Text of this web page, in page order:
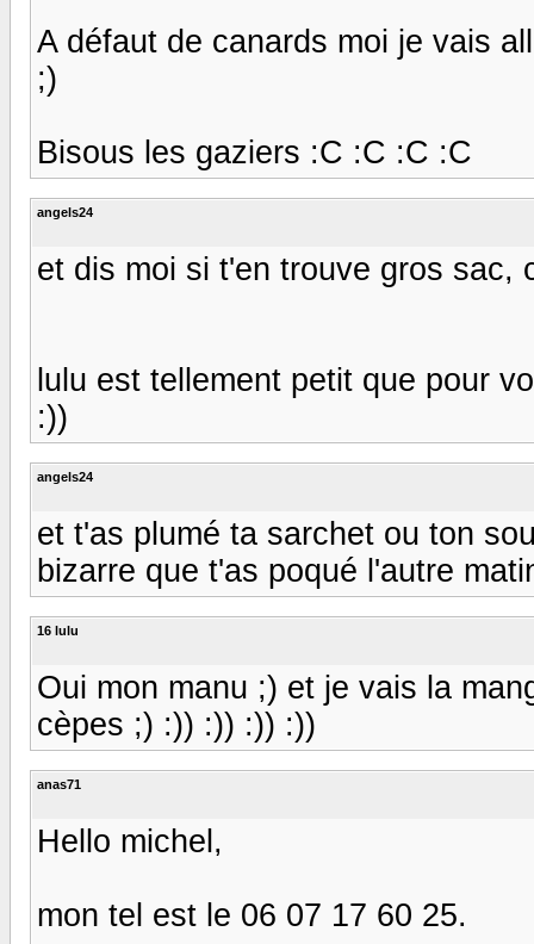
A défaut de canards moi je vais
;)
Bisous les gaziers :C :C :C :C
angels24
et dis moi si t'en trouve gros sac,
lulu est tellement petit que pour
:))
angels24
et t'as plumé ta sarchet ou ton
bizarre que t'as poqué l'autre
16 lulu
Oui mon manu ;) et je vais la
cèpes ;) :)) :)) :)) :))
anas71
Hello michel,
mon tel est le 06 07 17 60 25.